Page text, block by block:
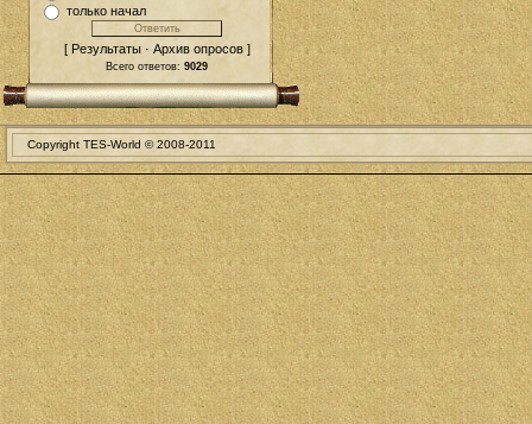
только начал
[ Результаты · Архив опросов ]
Всего ответов: 9029
Copyright TES-World © 2008-2011